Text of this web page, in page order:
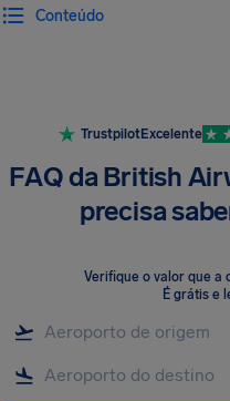
Conteúdo
TrustpilotExcelente
FAQ da British
precisa
Verifique o valor que a
É grátis e